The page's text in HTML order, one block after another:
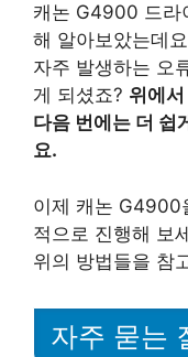
캐논 G4900 드라
해 알아보았는데
자주 발생하는 오
게 되셨죠? 위에
다음 번에는 더 쉽
요.
이제 캐논 G4900
적으로 진행해 보
위의 방법들을 참
자주 묻는